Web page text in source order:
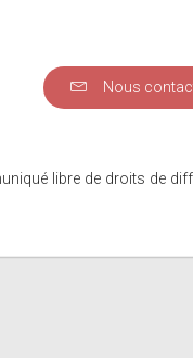
Nous
libre de droits de